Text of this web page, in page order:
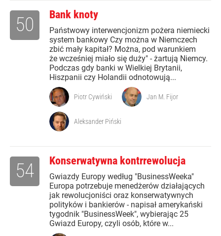
Bank knoty
Państwowy interwencjonizm pożera niemiecki
system bankowy Czy można w Niemczech
zbić mały kapitał? Można, pod warunkiem
że wcześniej miało się duży" - żartują Niemcy.
Podczas gdy banki w Wielkiej Brytanii,
Hiszpanii czy Holandii odnotowują...
50
Piotr Cywiński Jan M. Fijor
Aleksander Piński
Konserwatywna kontrrewolucja
Gwiazdy Europy według "BusinessWeeka"
Europa potrzebuje menedżerów działających
jak rewolucjoniści oraz konserwatywnych
polityków i bankierów - napisał amerykański
tygodnik "BusinessWeek", wybierając 25
Gwiazd Europy, czyli osób, które w...
54